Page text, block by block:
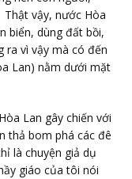
vậy, nước Hòa
biển, dùng đất bồi,
ra vì vậy mà có đến
Lan) nằm dưới mặt
Lan gây chiến với
thả bom phá các đê
là chuyện giả dụ
giáo của tôi nói